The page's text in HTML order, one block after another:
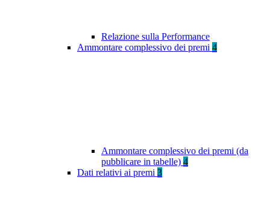
Relazione sulla Performance
Ammontare complessivo dei premi 4
Ammontare complessivo dei premi (da
pubblicare in tabelle) 4
Dati relativi ai premi 3